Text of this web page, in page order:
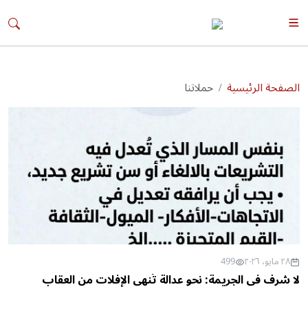
الصفحة الرئيسية حملاتنا
٢٨ مايو، ٢٠٢٦ 499
لا شرف في الجريمة: نحو عدالة تُنهي الإفلات من العقاب